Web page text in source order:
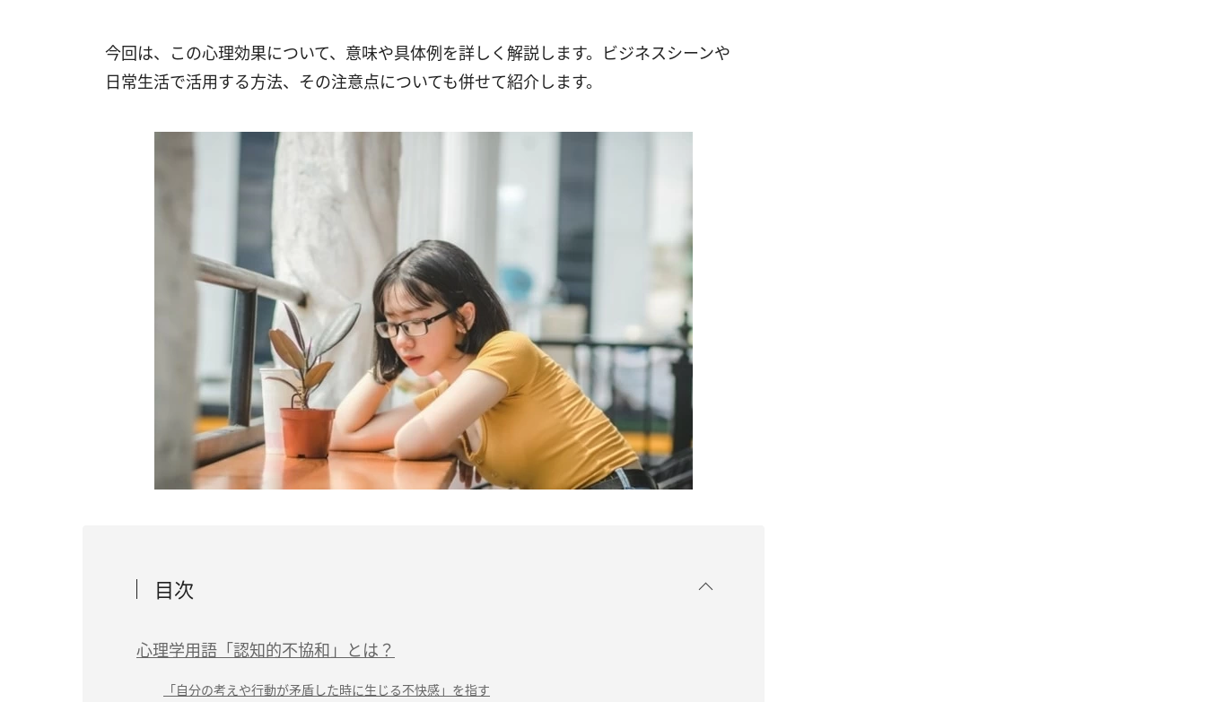
今回は、この心理効果について、意味や具体例を詳しく解説します。ビジネスシーンや
日常生活で活用する方法、その注意点についても併せて紹介します。
目次
心理学用語「認知的不協和」とは？
「自分の考えや行動が矛盾した時に生じる不快感」を指す